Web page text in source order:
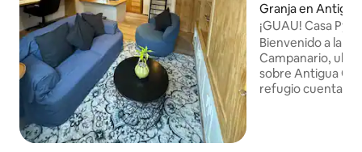
Granja en Antigua
¡GUAU! Casa
inspiración maya/
Bienvenido a la
Campanario,
sobre Antigua
refugio cuenta